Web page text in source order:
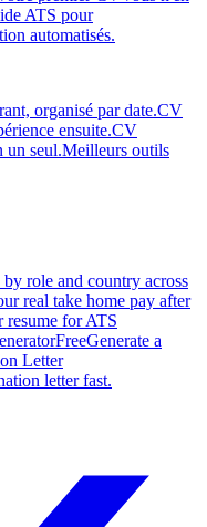
ATS pour
automatisés.
organisé par date.CV
ensuite.CV
un seul.Meilleurs outils
by role and country across
real take home pay after
resume for ATS
FreeGenerate a
Letter
letter fast.